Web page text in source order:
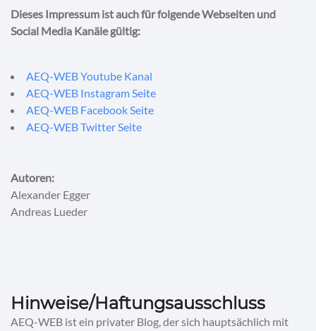
Dieses Impressum ist auch für folgende Webseiten und
Social Media Kanäle gültig:
AEQ-WEB Youtube Kanal
AEQ-WEB Instagram Seite
AEQ-WEB Facebook Seite
AEQ-WEB Twitter Seite
Autoren:
Alexander Egger
Andreas Lueder
Hinweise/Haftungsausschluss
AEQ-WEB ist ein privater Blog, der sich hauptsächlich mit